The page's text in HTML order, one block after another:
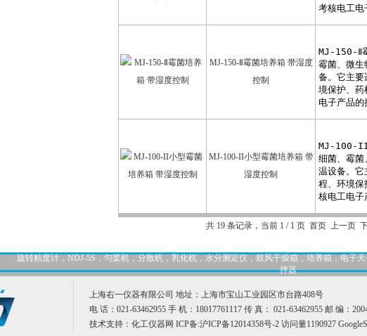
MJ-150-Ⅱ霉菌培养箱 带湿度
控制
MJ-100-II小型霉菌培养箱 带
湿度控制
共 19 条记录，当前 1 / 1 页 首页 上一页
旋转粘度计，NDJ-5S，匀桨机，分散机，乳化机，水分测定仪，鼓风干燥箱，培养箱，电子
拌器
上海右一仪器有限公司 地址：上海市宝山工业园区市台路408号
电 话：021-63462955 手 机：18017761117 传 真： 021-63462955 邮 编：
技术支持： 化工仪器网 ICP备:沪ICP备12014358号-2 访问量1190927